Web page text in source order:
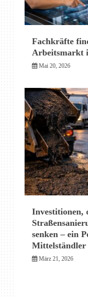
Fachkräfte
Arbeitsmarkt
Mai 20, 2026
Investitionen,
senken – ein
Mittelständler
März 21, 2026